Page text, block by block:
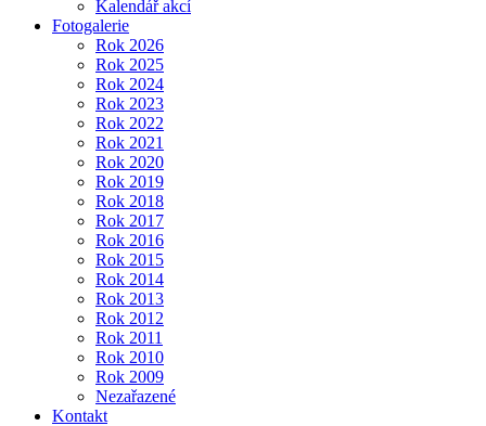
Kalendář akcí
Fotogalerie
Rok 2026
Rok 2025
Rok 2024
Rok 2023
Rok 2022
Rok 2021
Rok 2020
Rok 2019
Rok 2018
Rok 2017
Rok 2016
Rok 2015
Rok 2014
Rok 2013
Rok 2012
Rok 2011
Rok 2010
Rok 2009
Nezařazené
Kontakt